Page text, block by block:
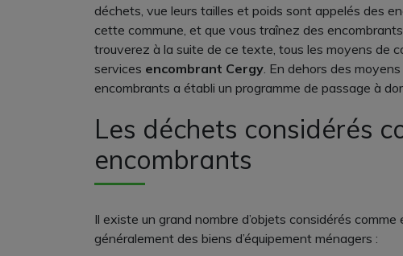
déchets, vue leurs tailles et poids sont appelés des
cette commune, et que vous traînez des
trouverez à la suite de ce texte, tous les moyens de
services encombrant Cergy. En dehors des
encombrants a établi un programme de passage à
Les déchets considérés
encombrants
Il existe un grand nombre d’objets considérés
généralement des biens d’équipement ménagers :